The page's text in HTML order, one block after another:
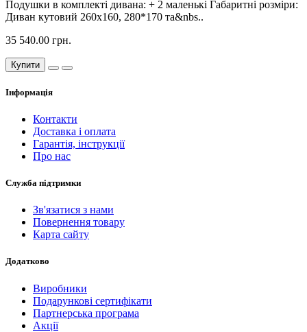
Подушки в комплекті дивана: + 2 маленькі Габаритні розміри:
Диван кутовий 260х160, 280*170 та&nbs..
35 540.00 грн.
Купити
Інформація
Контакти
Доставка і оплата
Гарантія, інструкції
Про нас
Служба підтримки
Зв'язатися з нами
Повернення товару
Карта сайту
Додатково
Виробники
Подарункові сертифікати
Партнерська програма
Акції